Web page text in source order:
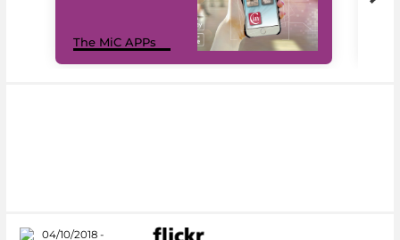
The MiC APPs